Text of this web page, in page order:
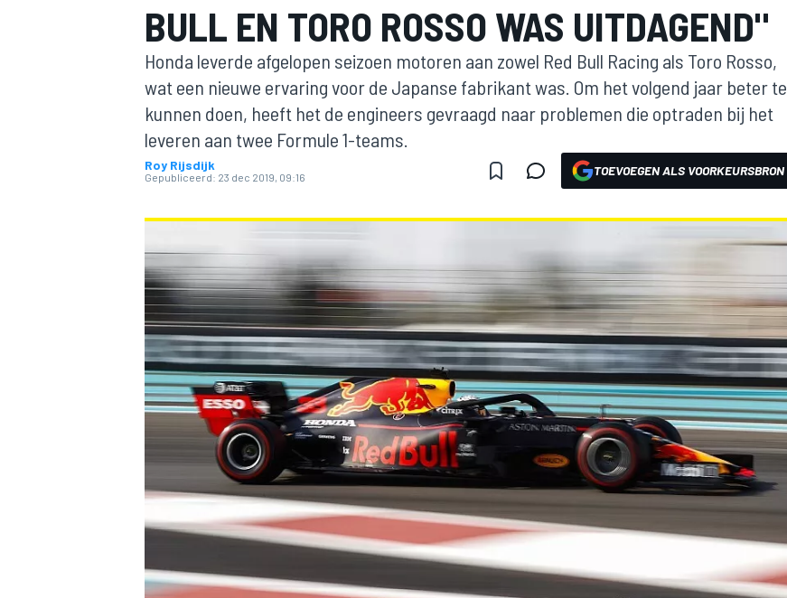
BULL EN TORO ROSSO WAS UITDAGEND"
Honda leverde afgelopen seizoen motoren aan zowel Red Bull Racing als Toro Rosso,
wat een nieuwe ervaring voor de Japanse fabrikant was. Om het volgend jaar beter te
kunnen doen, heeft het de engineers gevraagd naar problemen die optraden bij het
leveren aan twee Formule 1-teams.
Roy Rijsdijk
Gepubliceerd: 23 dec 2019, 09:16 TOEVOEGEN ALS VOORKEURSBRON